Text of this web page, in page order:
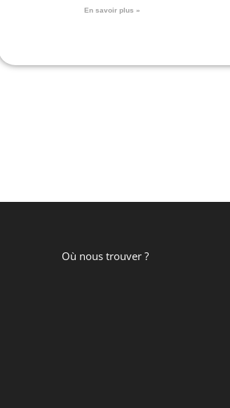
En savoir plus »
Où nous trouver ?